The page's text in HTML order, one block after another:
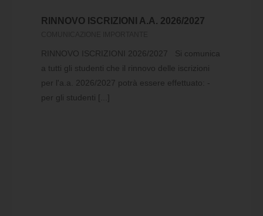
RINNOVO ISCRIZIONI A.A. 2026/2027
RINNOVO ISCRIZIONI 2026/2027 Si comunica
a tutti gli studenti che il rinnovo delle iscrizioni
per l'a.a. 2026/2027 potrà essere effettuato: -
per gli studenti [...]